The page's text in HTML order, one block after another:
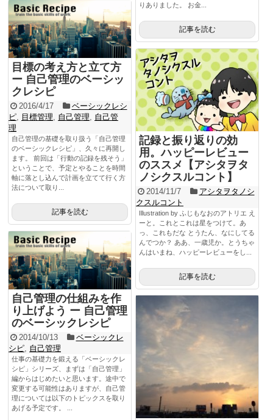
りありました。 お金...
記事を読む
目標の考え方と立て方
ー 自己管理のベーシッ
クレシピ
2016/4/17
ベーシックレシ
ピ 目標管理 自己管理
自己管
理
自己管理の基礎を取り扱う「自己管理
のベーシックレシピ」、久々に再開し
ます。 前回は「行動の記録を残そう」
ということで、予定とやることを時間
軸に落とし込んで計画を立てて行く方
法について取り...
記事を読む
記録と振り返りの効
用。ハッピーレビュー
のススメ【アシタヲタ
ノシクスルコント】
2014/11/7
アシタヲタノシ
クスルコント
Illustration by ふじもなおのアトリエ え
ーと。これとこれは星をつけて。あ
っ、これもだな とうたん、なにしてる
んでつか？ ああ、一歳児か。とうちゃ
んはいまね、ハッピーレビューをし...
記事を読む
自己管理の仕組みを作
り上げよう ー 自己管理
のベーシックレシピ
2014/10/13
ベーシックレ
シピ 自己管理
仕事の基礎力を鍛える「ベーシックレ
シピ」シリーズ、まずは「自己管理」
編からはじめたいと思います。途中で
変更する可能性はありますが、自己管
理については以下のトピックスを取り
あげる予定です。 ...